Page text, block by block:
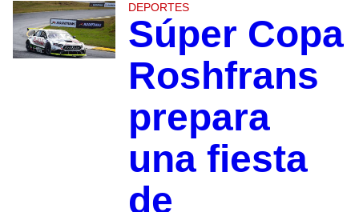
DEPORTES
Súper Copa
Roshfrans
prepara
una fiesta
de